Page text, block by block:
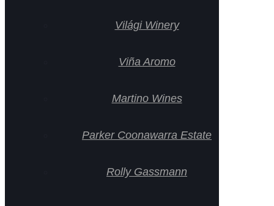
Világi Winery
Viña Aromo
Martino Wines
Parker Coonawarra Estate
Rolly Gassmann